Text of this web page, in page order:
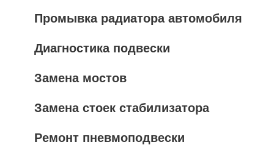
Промывка радиатора автомобиля
Диагностика подвески
Замена мостов
Замена стоек стабилизатора
Ремонт пневмоподвески